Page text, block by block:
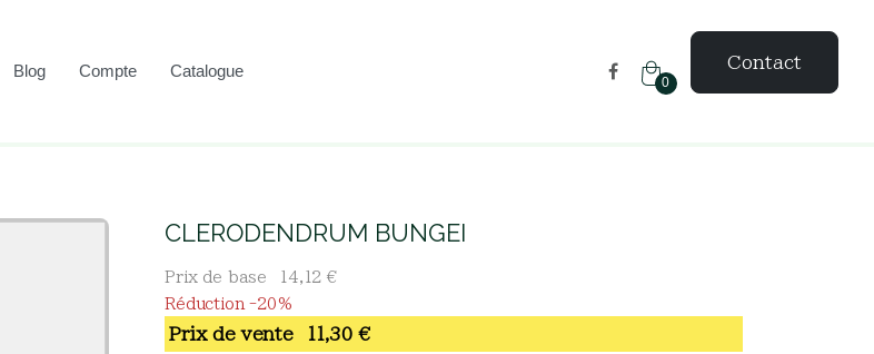
Blog Compte Catalogue
0
Contact
Pépinière Hamblenne
CLERODENDRUM BUNGEI
CLERODENDRUM BUNGEI
Prix de base
14,12 €
Réduction -20%
Prix ​​de vente
11,30 €